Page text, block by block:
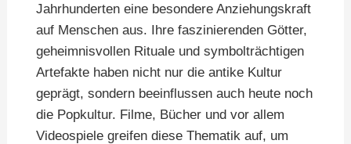
Jahrhunderten eine besondere Anziehungskraft
auf Menschen aus. Ihre faszinierenden Götter,
geheimnisvollen Rituale und symbolträchtigen
Artefakte haben nicht nur die antike Kultur
geprägt, sondern beeinflussen auch heute noch
die Popkultur. Filme, Bücher und vor allem
Videospiele greifen diese Thematik auf, um